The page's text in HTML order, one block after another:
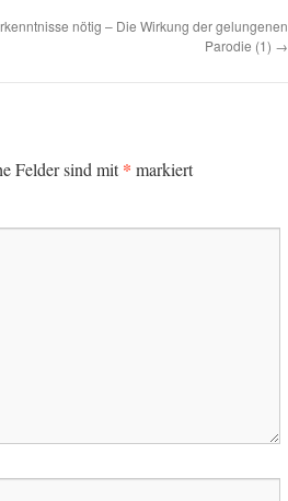
nötig – Die Wirkung der gelungenen
Parodie (1) →
Felder sind mit* markiert